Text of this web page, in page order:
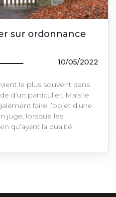
sur ordonnance
10/05/2022
le plus souvent dans
d’un particulier. Mais le
faire l’objet d’une
juge, lorsque les
qu’ayant la qualité